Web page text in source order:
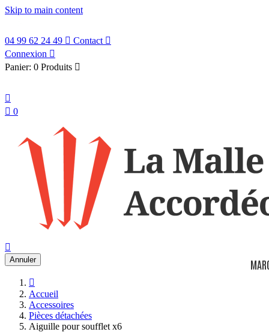
Skip to main content
04 99 62 24 49  Contact 
Connexion 
Panier: 0 Produits 

 0

Annuler

Accueil
Accessoires
Pièces détachées
Aiguille pour soufflet x6